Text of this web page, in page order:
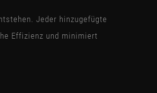
Jeder hinzugefügte
Effizienz und minimiert